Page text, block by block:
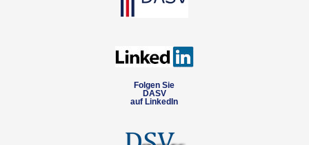
Folgen Sie
DASV
auf LinkedIn